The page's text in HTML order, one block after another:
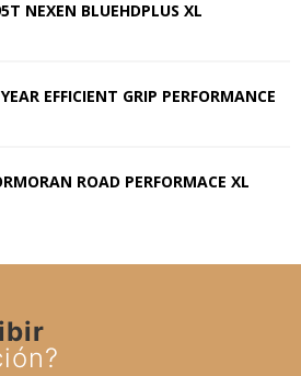
NEXEN BLUEHDPLUS XL
EFFICIENT GRIP PERFORMANCE
ROAD PERFORMACE XL